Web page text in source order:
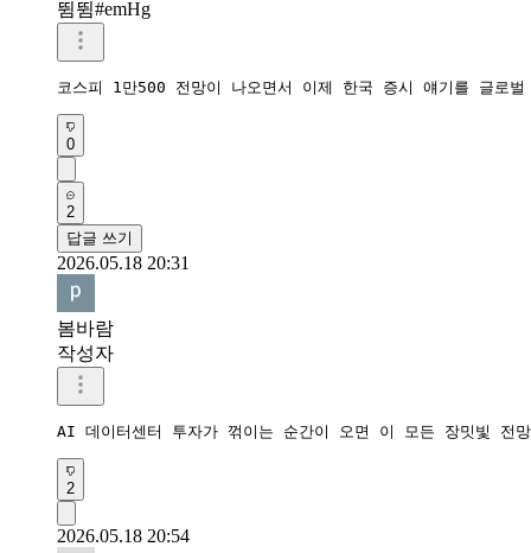
뜀뜀#emHg
코스피 1만500 전망이 나오면서 이제 한국 증시 얘기를 글로
0
2
답글 쓰기
2026.05.18 20:31
봄바람
작성자
AI 데이터센터 투자가 꺾이는 순간이 오면 이 모든 장밋빛 전
2
2026.05.18 20:54